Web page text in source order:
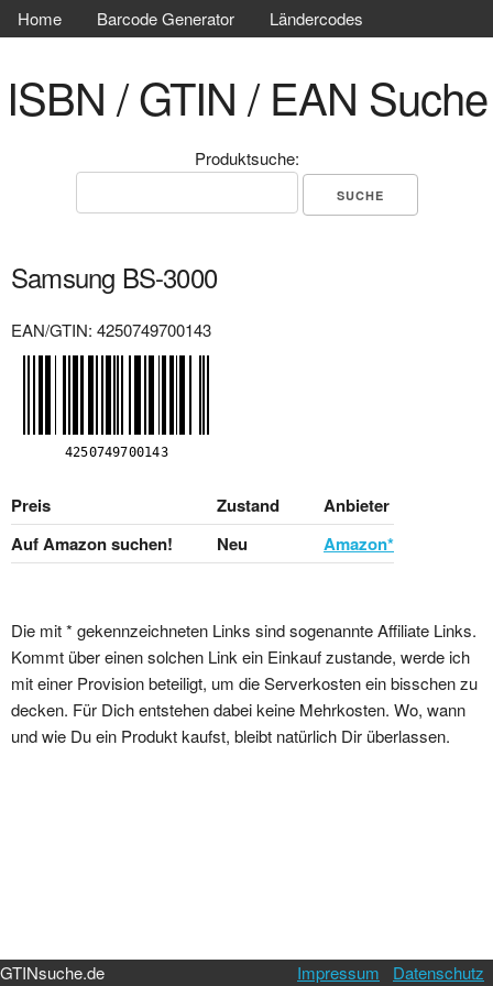
Home Barcode Generator Ländercodes
ISBN / GTIN / EAN Suche
Produktsuche:
Samsung BS-3000
EAN/GTIN: 4250749700143
Preis Zustand
Anbieter
Auf Amazon suchen!
Neu Amazon*
Die mit * gekennzeichneten Links sind sogenannte Affiliate Links.
Kommt über einen solchen Link ein Einkauf zustande, werde ich
mit einer Provision beteiligt, um die Serverkosten ein bisschen zu
decken. Für Dich entstehen dabei keine Mehrkosten. Wo, wann
und wie Du ein Produkt kaufst, bleibt natürlich Dir überlassen.
GTINsuche.de Impressum Datenschutz